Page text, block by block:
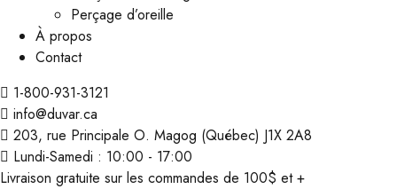
Perçage d’oreille
À propos
Contact
1-800-931-3121
info@duvar.ca
203, rue Principale O. Magog (Québec) J1X 2A8
Lundi-Samedi : 10:00 - 17:00
Livraison gratuite sur les commandes de 100$ et +